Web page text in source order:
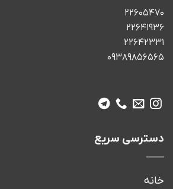
22605470
22641936
22642331
09389856565
دسترسی سریع
خانه